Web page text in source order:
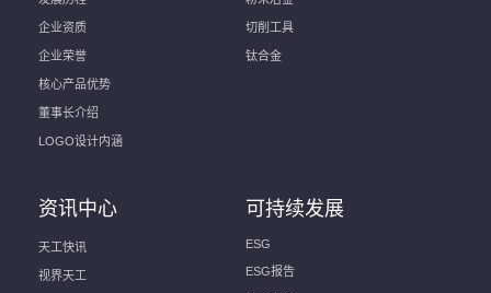
企业资质
企业荣誉
核心产品优势
董事长介绍
LOGO设计内涵
切削工具
钛合金
资讯中心
天工快讯
视界天工
可持续发展
ESG
ESG报告